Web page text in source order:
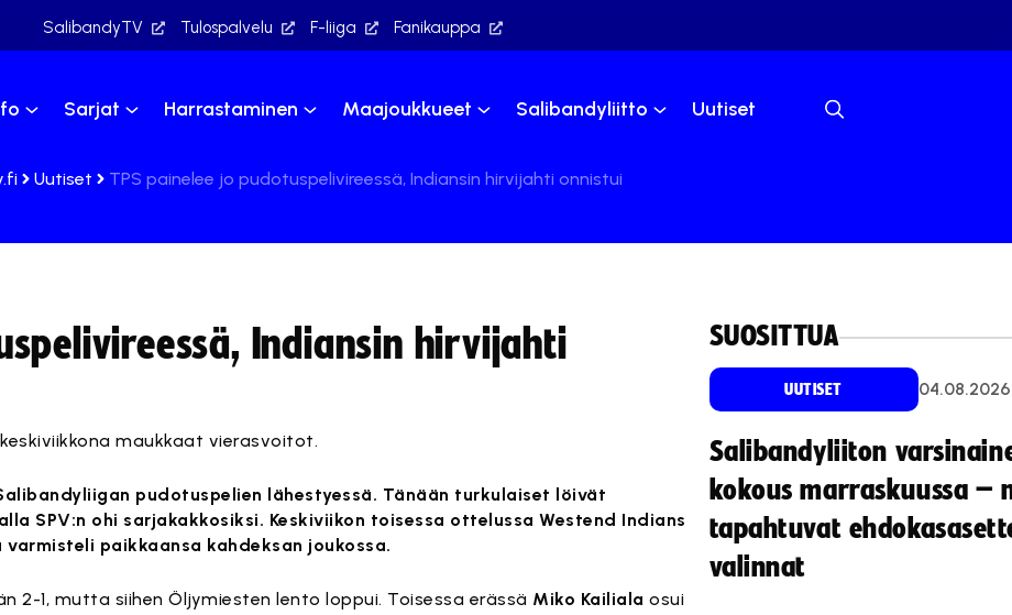
SalibandyTV Tulospalvelu F-liiga Fanikauppa
Sarjat Harrastaminen Maajoukkueet Salibandyliitto Uutiset
Uutiset TPS painelee jo pudotuspelivireessä, Indiansin hirvijahti onnistui
Indiansin hirvijahti
maukkaat vierasvoitot.
pudotuspelien lähestyessä. Tänään turkulaiset löivät
SPV:n ohi sarjakakkosiksi. Keskiviikon toisessa ottelussa Westend Indians
paikkaansa kahdeksan joukossa.
2-1, mutta siihen Öljymiesten lento loppui. Toisessa erässä Miko Kailiala osui
SUOSITTUA
UUTISET 04.08.2026
Salibandyliiton
kokous marraskuussa –
tapahtuvat
valinnat